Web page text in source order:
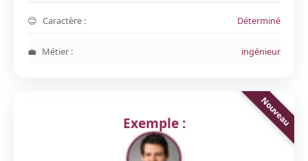
Caractère : Déterminé
Métier : ingénieur
Exemple :